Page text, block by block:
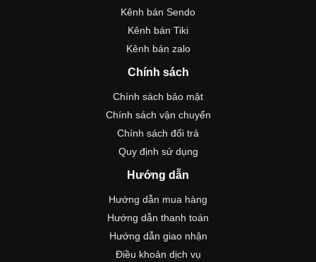
Kênh bán Sendo
Kênh bán Tiki
Kênh bán zalo
Chính sách
Chính sách bảo mật
Chính sách vận chuyển
Chính sách đổi trả
Quy định sử dụng
Hướng dẫn
Hướng dẫn mua hàng
Hướng dẫn thanh toán
Hướng dẫn giao nhận
Điều khoản dịch vụ